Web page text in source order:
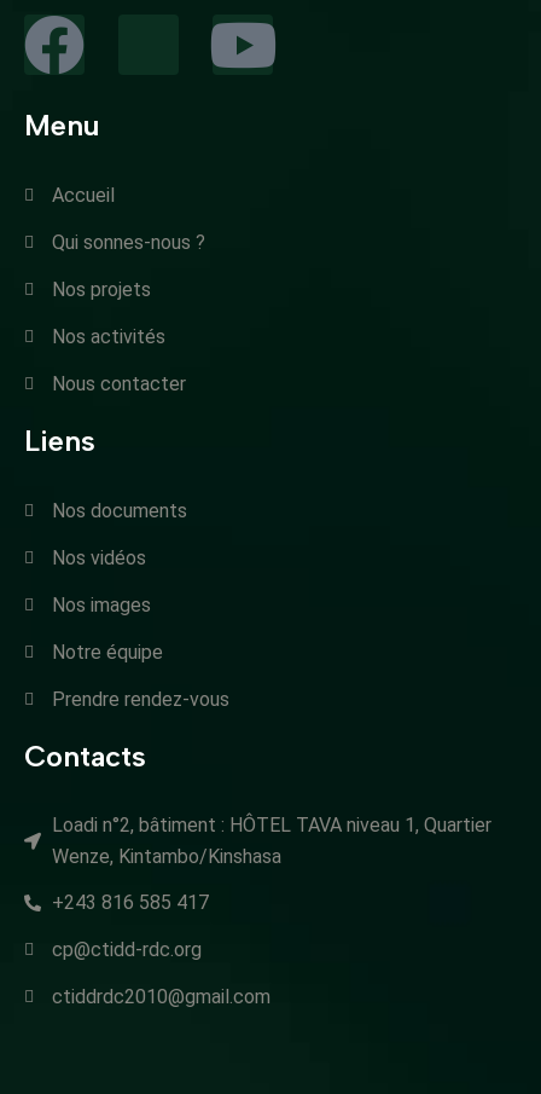
Menu
Accueil
Qui sonnes-nous ?
Nos projets
Nos activités
Nous contacter
Liens
Nos documents
Nos vidéos
Nos images
Notre équipe
Prendre rendez-vous
Contacts
Loadi n°2, bâtiment : HÔTEL TAVA niveau 1, Quartier
Wenze, Kintambo/Kinshasa
+243 816 585 417
cp@ctidd-rdc.org
ctiddrdc2010@gmail.com